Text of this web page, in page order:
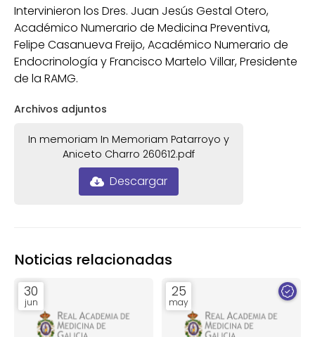
Intervinieron los Dres. Juan Jesús Gestal Otero,
Académico Numerario de Medicina Preventiva,
Felipe Casanueva Freijo, Académico Numerario de
Endocrinología y Francisco Martelo Villar, Presidente
de la RAMG.
Archivos adjuntos
In memoriam In Memoriam Patarroyo y
Aniceto Charro 260612.pdf
Descargar
Noticias relacionadas
30
jun
25
may